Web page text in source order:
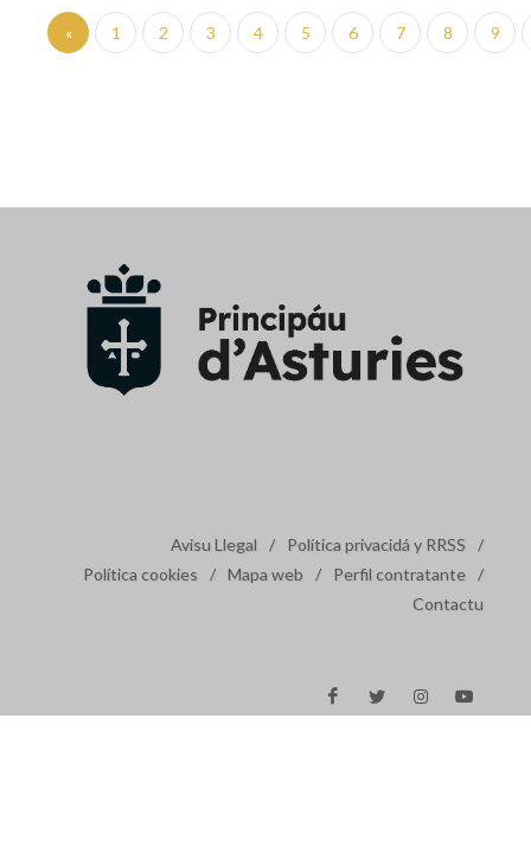
« 1 2 3 4 5 6 7 8 9
Avisu Llegal / Política privacidá y RRSS
/
Política cookies
/ Mapa web / Perfil contratante /
Contactu